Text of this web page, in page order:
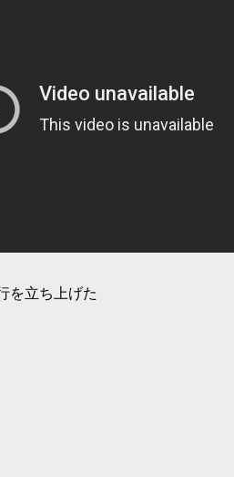
を立ち上げた